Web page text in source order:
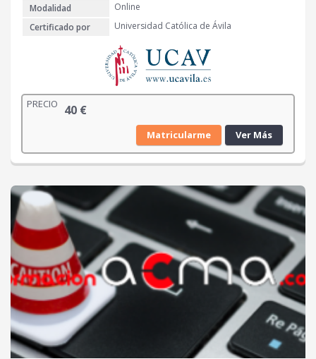
Modalidad
Online
Certificado por
Universidad Católica de Ávila
PRECIO 40 €
Matricularme Ver Más